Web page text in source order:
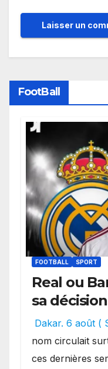
FootBall
FOOTBALL SPORT
Real ou
sa
pourrait
sur le
transferts.
Dakar. 6 août (
nom circulait
ces dernières